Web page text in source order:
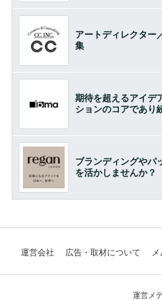
アートディレクター
集
期待を超えるアイデ
ションのコアであり
ブランディングやパ
を活かしませんか？
運営会社 広告・取材について
運営メ